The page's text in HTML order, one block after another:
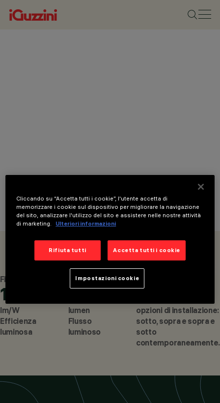
CATEGORIE
PARETE
DESIGN
IGUZZINI
OVERVIEW PRODOTTI
Fino a
171
lm/W
Efficienza
luminosa
Fino a
20K
lumen
Flusso
luminoso
Zhaga
3
opzioni di installazione:
sotto, sopra e sopra e
sotto
contemporaneamente.
Cliccando su “Accetta tutti i cookie”, l'utente accetta di
memorizzare i cookie sul dispositivo per migliorare la navigazione
del sito, analizzare l'utilizzo del sito e assistere nelle nostre attività
di marketing.
Ulteriori informazioni
Rifiuta tutti Accetta tutti i cookie
Impostazioni cookie